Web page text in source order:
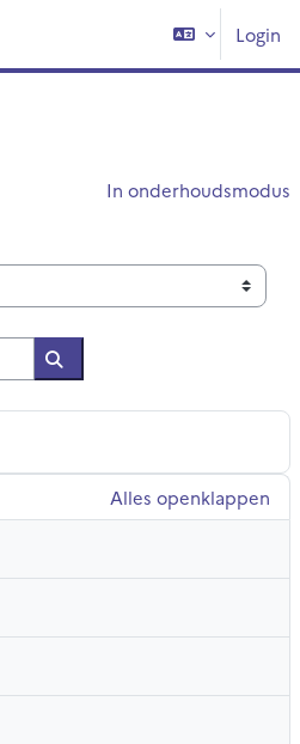
Login
In onderhoudsmodus
Zoek cursussen
Alles openklappen